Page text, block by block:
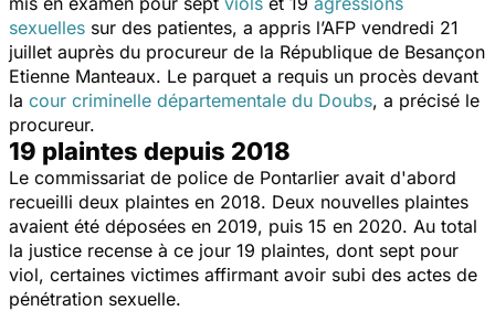
sexuelles sur des patientes, a appris l’AFP vendredi 21
juillet auprès du procureur de la République de Besançon
Etienne Manteaux. Le parquet a requis un procès devant
la cour criminelle départementale du Doubs, a précisé le
procureur.
19 plaintes depuis 2018
Le commissariat de police de Pontarlier avait d'abord
recueilli deux plaintes en 2018. Deux nouvelles plaintes
avaient été déposées en 2019, puis 15 en 2020. Au total
la justice recense à ce jour 19 plaintes, dont sept pour
viol, certaines victimes affirmant avoir subi des actes de
pénétration sexuelle.